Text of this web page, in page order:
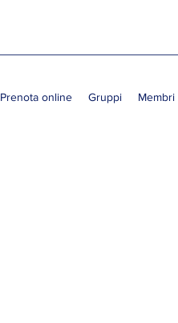
Prenota online Gruppi Membri